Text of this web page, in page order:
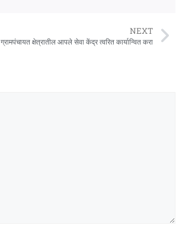
NEXT
ग्रामपंचायत क्षेत्रातील आपले सेवा केंद्र त्वरित कार्यान्वित करा